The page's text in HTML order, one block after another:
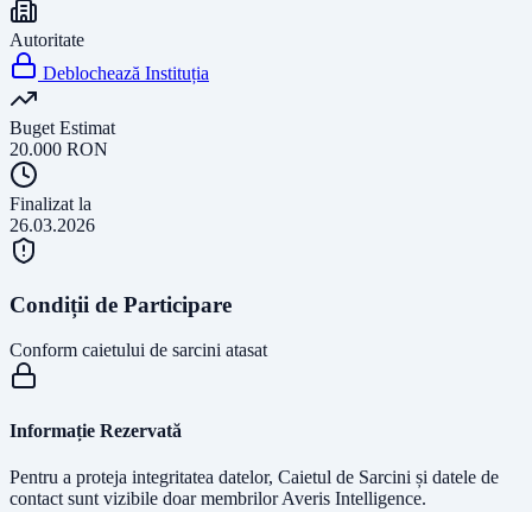
Autoritate
Deblochează Instituția
Buget Estimat
20.000 RON
Finalizat la
26.03.2026
Condiții de Participare
Conform caietului de sarcini atasat
Informație Rezervată
Pentru a proteja integritatea datelor, Caietul de Sarcini și datele de
contact sunt vizibile doar membrilor Averis Intelligence.